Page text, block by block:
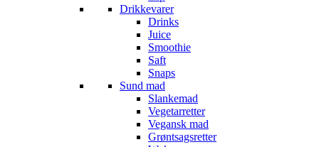
Drikkevarer
Drinks
Juice
Smoothie
Saft
Snaps
Sund mad
Slankemad
Vegetarretter
Vegansk mad
Grøntsagsretter